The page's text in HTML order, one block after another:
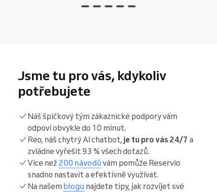
Jsme tu pro vás, kdykoliv
potřebujete
Náš špičkový tým zákaznické podpory vám
odpoví obvykle do 10 minut.
Reo, náš chytrý AI chatbot, je tu pro vás 24/7 a
zvládne vyřešit 93 % všech dotazů.
Více než 200 návodů vám pomůže Reservio
snadno nastavit a efektivně využívat.
Na našem blogu najdete tipy, jak rozvíjet své